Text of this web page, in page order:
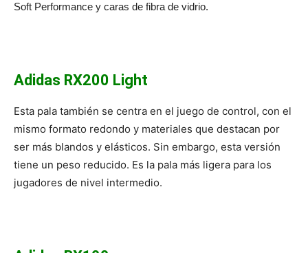
Soft Performance y caras de fibra de vidrio.
Adidas RX200 Light
Esta pala también se centra en el juego de control, con el
mismo formato redondo y materiales que destacan por
ser más blandos y elásticos. Sin embargo, esta versión
tiene un peso reducido. Es la pala más ligera para los
jugadores de nivel intermedio.